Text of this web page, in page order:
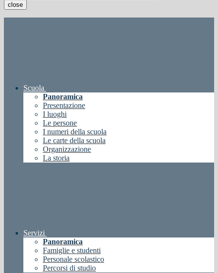
close
Scuola
Panoramica
Presentazione
I luoghi
Le persone
I numeri della scuola
Le carte della scuola
Organizzazione
La storia
Servizi
Panoramica
Famiglie e studenti
Personale scolastico
Percorsi di studio